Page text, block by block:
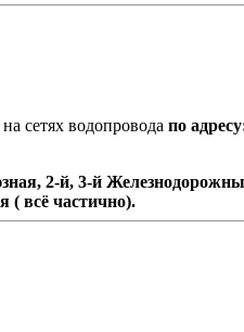
сетях водопровода по адресу
2-й, 3-й
( всё частично).